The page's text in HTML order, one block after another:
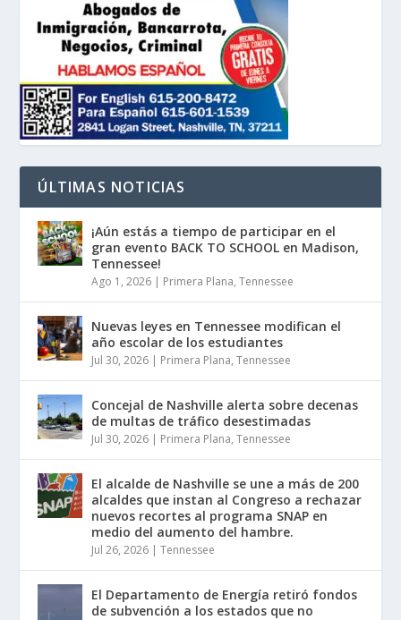
ÚLTIMAS NOTICIAS
¡Aún estás a tiempo de participar en el
gran evento BACK TO SCHOOL en Madison,
Tennessee!
Ago 1, 2026 | Primera Plana,Tennessee
Nuevas leyes en Tennessee modifican el
año escolar de los estudiantes
Jul 30, 2026 | Primera Plana,Tennessee
Concejal de Nashville alerta sobre decenas
de multas de tráfico desestimadas
Jul 30, 2026 | Primera Plana,Tennessee
El alcalde de Nashville se une a más de 200
alcaldes que instan al Congreso a rechazar
nuevos recortes al programa SNAP en
medio del aumento del hambre.
Jul 26, 2026 |Tennessee
El Departamento de Energía retiró fondos
de subvención a los estados que no